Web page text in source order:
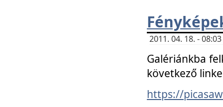
2011. 04. 18. -
Galériánkba
következő
https://